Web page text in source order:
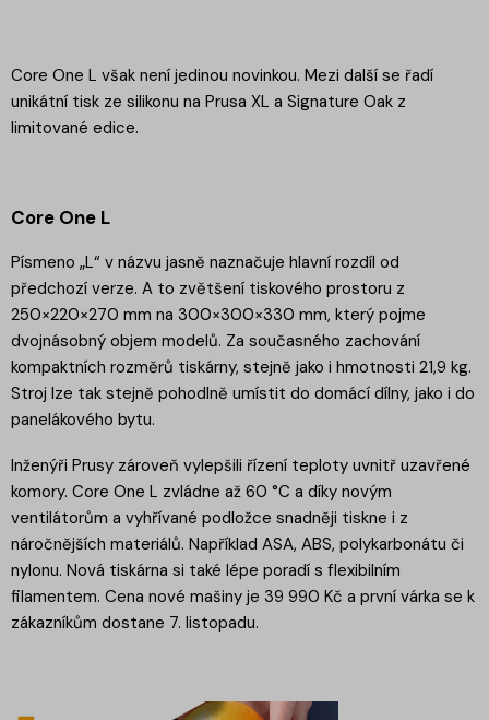
Core One L však není jedinou novinkou. Mezi další se řadí
unikátní tisk ze silikonu na Prusa XL a Signature Oak z
limitované edice.
Core One L
Písmeno „L“ v názvu jasně naznačuje hlavní rozdíl od
předchozí verze. A to zvětšení tiskového prostoru z
250×220×270 mm na 300×300×330 mm, který pojme
dvojnásobný objem modelů. Za současného zachování
kompaktních rozměrů tiskárny, stejně jako i hmotnosti 21,9 kg.
Stroj lze tak stejně pohodlně umístit do domácí dílny, jako i do
panelákového bytu.
Inženýři Prusy zároveň vylepšili řízení teploty uvnitř uzavřené
komory. Core One L zvládne až 60 °C a díky novým
ventilátorům a vyhřívané podložce snadněji tiskne i z
náročnějších materiálů. Například ASA, ABS, polykarbonátu či
nylonu. Nová tiskárna si také lépe poradí s flexibilním
filamentem. Cena nové mašiny je 39 990 Kč a první várka se k
zákazníkům dostane 7. listopadu.